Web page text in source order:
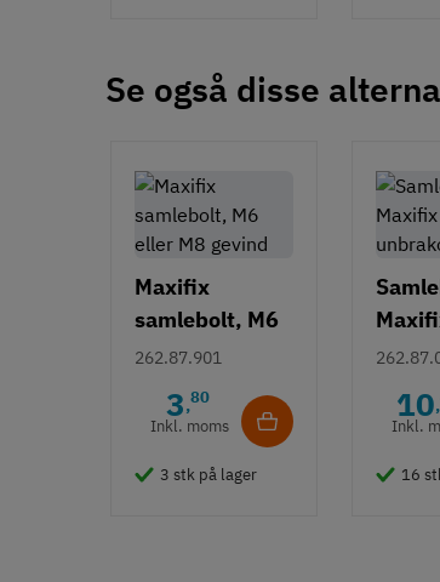
Se også disse
Maxifix
samlebolt, M6
eller M8 gevind
262.87.901
3,80
Inkl. moms
3 stk på lager
10,
Inkl.
16